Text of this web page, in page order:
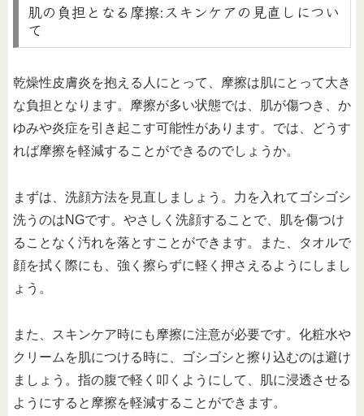
肌の負担となる摩擦:スキンケアの見直しについ
て
乾燥性皮膚炎を抱える人にとって、摩擦は肌にとって大き
な負担となります。摩擦が多い状態では、肌が傷つき、か
ゆみや炎症を引き起こす可能性があります。では、どうす
れば摩擦を軽減することができるのでしょうか。
まずは、洗顔方法を見直しましょう。力を入れてゴシゴシ
洗うのはNGです。やさしく洗顔することで、肌を傷つけ
ることなく汚れを落とすことができます。また、タオルで
顔を拭く際にも、強く擦らずに軽く押さえるようにしまし
ょう。
また、スキンケア時にも摩擦に注意が必要です。化粧水や
クリームを肌につける時に、ゴシゴシと擦り込むのは避け
ましょう。指の腹で軽く叩くようにして、肌に浸透させる
ようにすると摩擦を軽減することができます。